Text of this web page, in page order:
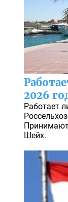
2026
Работает
Шейх.